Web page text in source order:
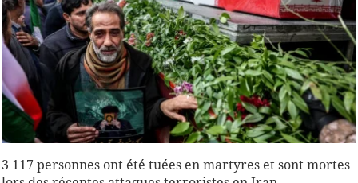
3 117 personnes ont été tuées en martyres et sont mortes